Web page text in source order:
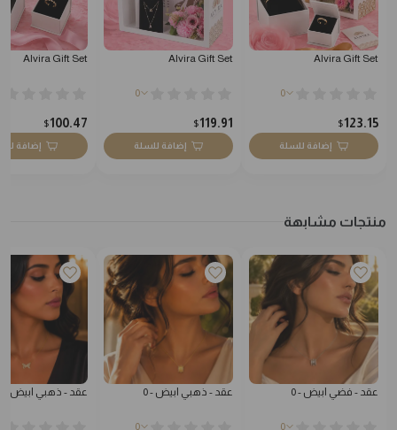
Alvira Gift Set
0
123.15
$
إضافة للسلة
Alvira Gift Set
0
119.91
$
إضافة للسلة
Alvira Gift Set
100.47
$
إضافة
منتجات مشابهة
عقد - فضي ابيض - 0
0
عقد - ذهبي ابيض - 0
0
عقد - ذهبي ابيض - 0